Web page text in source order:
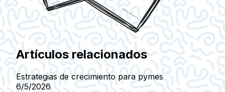
Artículos relacionados
Estrategias de crecimiento para pymes
6/5/2026